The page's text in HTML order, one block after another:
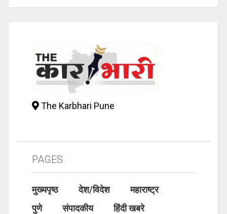
The Karbhari Pune
PAGES
मुख्यपृष्ठ देश/विदेश
महाराष्ट्र
पुणे
संपादकीय
हिंदी खबरे